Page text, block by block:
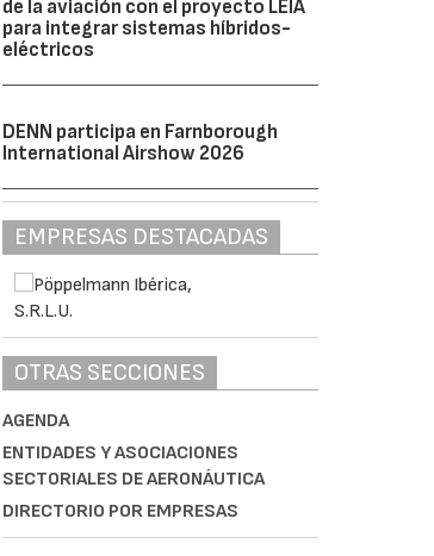
de la aviación con el proyecto LEIA
para integrar sistemas híbridos-
eléctricos
DENN participa en Farnborough
International Airshow 2026
EMPRESAS DESTACADAS
OTRAS SECCIONES
AGENDA
ENTIDADES Y ASOCIACIONES
SECTORIALES DE AERONÁUTICA
DIRECTORIO POR EMPRESAS